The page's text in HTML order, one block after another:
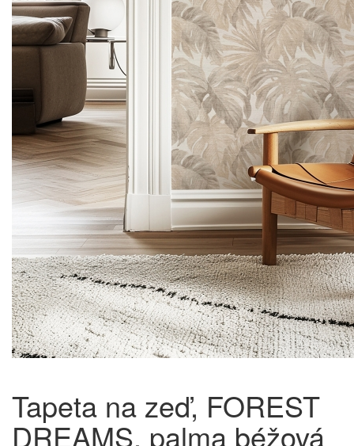
Tapeta na zeď, FOREST
DREAMS, palma béžová